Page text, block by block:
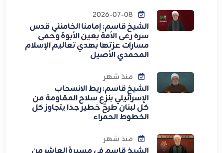
الشيخ قاسم: إمامنا الخامنئي قدس
سره رعى الأمة بعين الأبوة وحمى
مسارات عزتها بهدي تعاليم الإسلام
المحمدي الأصيل
منذ شهر
الشيخ قاسم: ربط الانسحاب
الإسرائيلي بنزع سلاح المقاومة من
كل لبنان طرحٌ خطير جدًا يتجاوز كل
الخطوط الحمراء
منذ شهر